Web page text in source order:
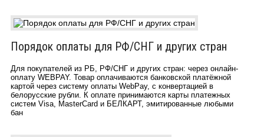
Порядок оплаты для РФ/СНГ и других стран
Для покупателей из РБ, РФ/СНГ и других стран: через онлайн-
оплату WEBPAY. Товар оплачиваются банковской платёжной
картой через систему оплаты WebPay, c конвертацией в
белорусские рубли. К оплате принимаются карты платежных
систем Visa, MasterCard и БЕЛКАРТ, эмитированные любыми
бан